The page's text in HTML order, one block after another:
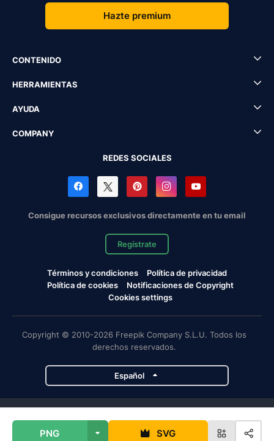
PNG SVG
Hazte premium
CONTENIDO
HERRAMIENTAS
AYUDA
COMPANY
REDES SOCIALES
Consigue recursos exclusivos directamente en tu email
Regístrate
Términos y condiciones
Política de privacidad
Política de cookies
Notificaciones de Copyright
Cookies settings
Copyright © 2010-2026 Freepik Company S.L.U. Todos los
derechos reservados.
Español